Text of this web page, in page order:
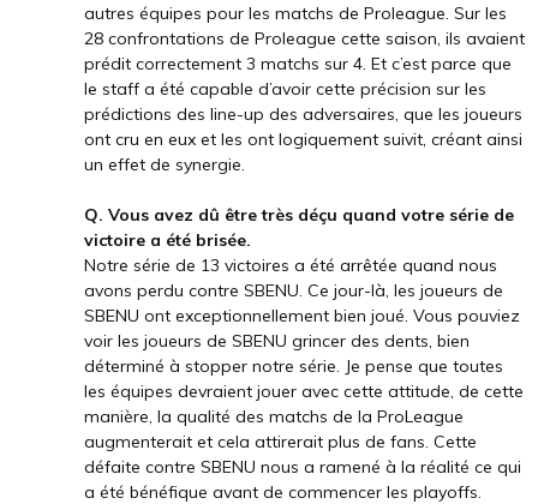
autres équipes pour les matchs de Proleague. Sur les
28 confrontations de Proleague cette saison, ils avaient
prédit correctement 3 matchs sur 4. Et c’est parce que
le staff a été capable d’avoir cette précision sur les
prédictions des line-up des adversaires, que les joueurs
ont cru en eux et les ont logiquement suivit, créant ainsi
un effet de synergie.
Q. Vous avez dû être très déçu quand votre série de
victoire a été brisée.
Notre série de 13 victoires a été arrêtée quand nous
avons perdu contre SBENU. Ce jour-là, les joueurs de
SBENU ont exceptionnellement bien joué. Vous pouviez
voir les joueurs de SBENU grincer des dents, bien
déterminé à stopper notre série. Je pense que toutes
les équipes devraient jouer avec cette attitude, de cette
manière, la qualité des matchs de la ProLeague
augmenterait et cela attirerait plus de fans. Cette
défaite contre SBENU nous a ramené à la réalité ce qui
a été bénéfique avant de commencer les playoffs.